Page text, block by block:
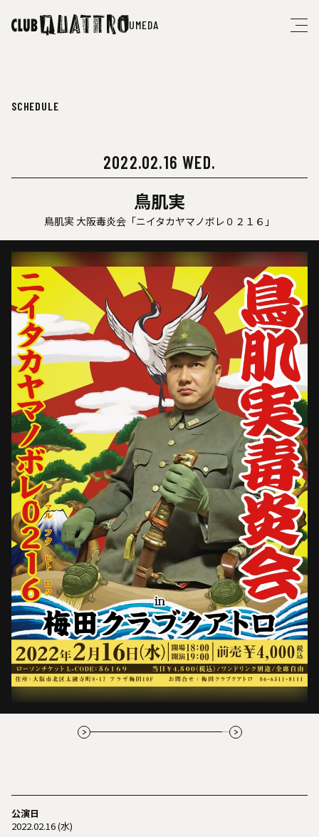
UMEDA
SCHEDULE
2022.02.16 WED.
鳥肌実
鳥肌実 大阪毒炎会「ニイタカヤマノボレ０２１６」
公演日
2022.02.16 (水)